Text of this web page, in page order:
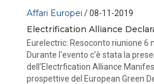
Affari Europei / 08-11-2019
Electrification Alliance
Eurelectric: Resoconto riunione 6
Durante l'evento c'è stata la
dell’Electrfication Alliance
prospettive del European Green